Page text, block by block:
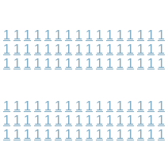
1 1 1 1 1 1 1 1 1 1 1 1 1 1 1 1
1 1 1 1 1 1 1 1 1 1 1 1 1 1 1 1
1 1 1 1 1 1 1 1 1 1 1 1 1 1 1 1
1 1 1 1 1 1 1 1 1 1 1 1 1 1 1 1
1 1 1 1 1 1 1 1 1 1 1 1 1 1 1 1
1 1 1 1 1 1 1 1 1 1 1 1 1 1 1 1